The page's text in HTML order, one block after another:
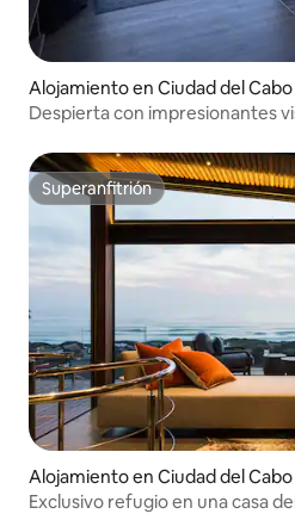
Alojamiento en Ciudad del Cabo
Despierta con impresionantes
Superanfitrión
Superanfitrión
Alojamiento en Ciudad del Cabo
Exclusivo refugio en una casa